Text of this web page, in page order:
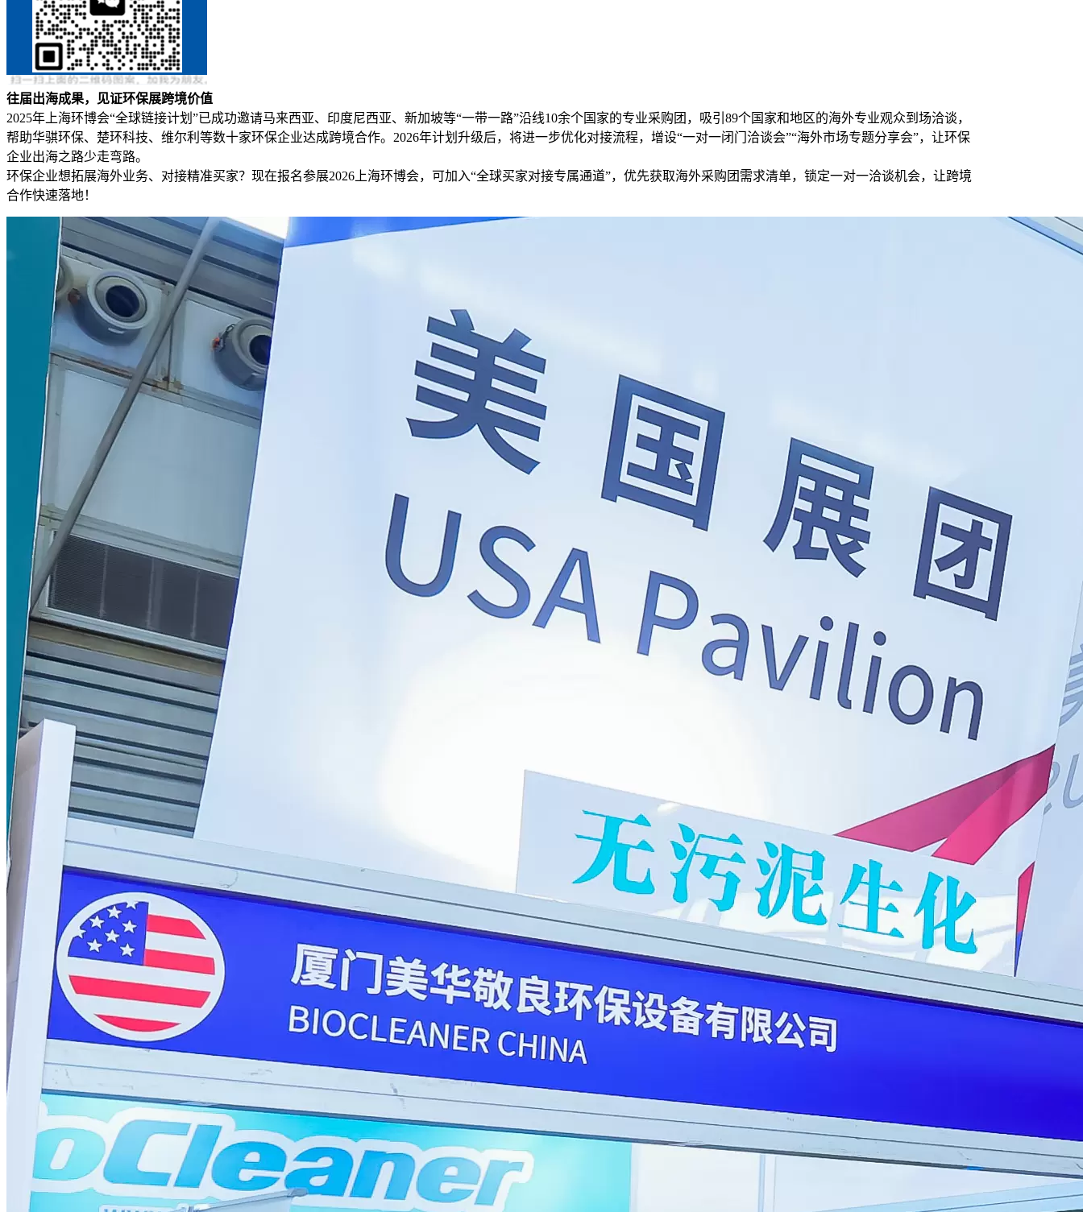
往届出海成果，见证环保展跨境价值
2025年上海环博会“全球链接计划”已成功邀请马来西亚、印度尼西亚、新加坡等“一带一路”沿线10余个国家的专业采购团，吸引89个国家和地区的海外专业观众到场洽谈，
帮助华骐环保、楚环科技、维尔利等数十家环保企业达成跨境合作。2026年计划升级后，将进一步优化对接流程，增设“一对一闭门洽谈会”“海外市场专题分享会”，让环保
企业出海之路少走弯路。
环保企业想拓展海外业务、对接精准买家？现在报名参展2026上海环博会，可加入“全球买家对接专属通道”，优先获取海外采购团需求清单，锁定一对一洽谈机会，让跨境
合作快速落地！